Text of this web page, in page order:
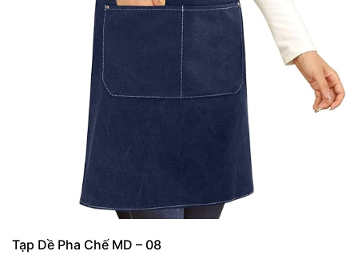
Tạp Dề Pha Chế MD – 08